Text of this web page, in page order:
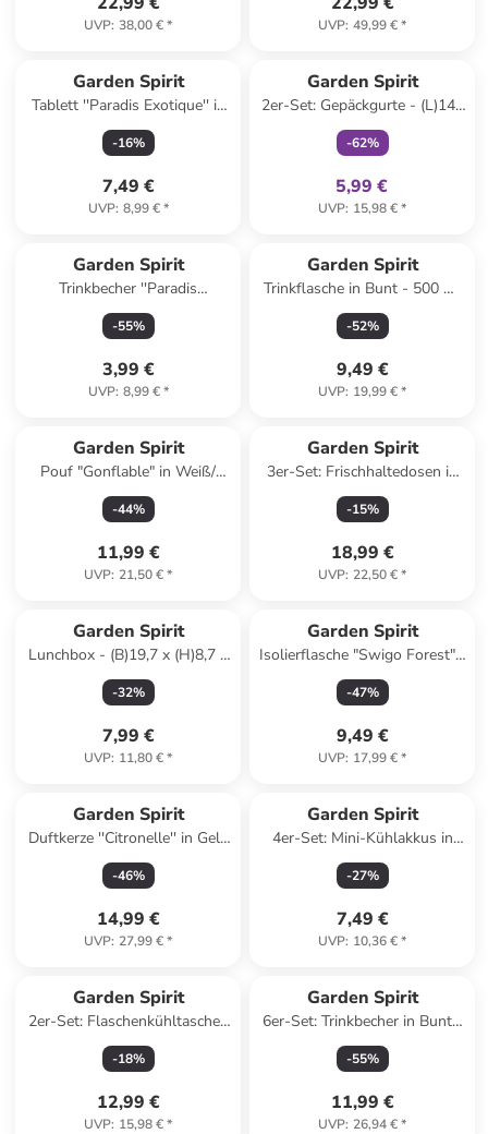
UVP: 38,00 €* UVP: 49,99 €*
Garden Spirit
Tablett ''Paradis Exotique'' in
Bunt - (L)41 x (B)32 cm
-16%
7,49 €
UVP: 8,99 €*
Garden Spirit
2er-Set: Gepäckgurte - (L)140
cm (Überraschungsprodukt)
-62%
5,99 €
UVP: 15,98 €*
Garden Spirit
Trinkbecher ''Paradis
Exotique'' in Bunt - 450 ml
-55%
3,99 €
UVP: 8,99 €*
Garden Spirit
Trinkflasche in Bunt - 500 ml
(Überraschungsprodukt)
-52%
9,49 €
UVP: 19,99 €*
Garden Spirit
Pouf "Gonflable" in Weiß/
Grün - (H)25 cm - Ø 55
-44%
11,99 €
UVP: 21,50 €*
Garden Spirit
3er-Set: Frischhaltedosen in
Grau - 5,8 l
-15%
18,99 €
UVP: 22,50 €*
Garden Spirit
Lunchbox - (B)19,7 x (H)8,7 x
(T)18,7 cm
(Überraschungsprodukt)
-32%
7,99 €
UVP: 11,80 €*
Garden Spirit
Isolierflasche "Swigo Forest" -
400 ml
(Überraschungsprodukt)
-47%
9,49 €
UVP: 17,99 €*
Garden Spirit
Duftkerze ''Citronelle'' in Gelb
- 760 g
(Überraschungsprodukt)
-46%
14,99 €
UVP: 27,99 €*
Garden Spirit
4er-Set: Mini-Kühlakkus in
Bunt - (L)10,5 x (B)6,5 cm
(Überraschungsprodukt)
-27%
7,49 €
UVP: 10,36 €*
Garden Spirit
2er-Set: Flaschenkühltaschen
- (H)36 cm
(Überraschungsprodukt)
-18%
12,99 €
UVP: 15,98 €*
Garden Spirit
6er-Set: Trinkbecher in Bunt -
250 ml
-55%
11,99 €
UVP: 26,94 €*